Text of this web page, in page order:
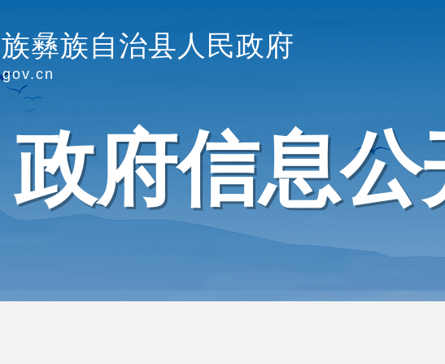
彝族自治县人民政府
政府信息公